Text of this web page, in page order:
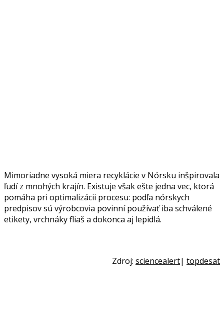
Mimoriadne vysoká miera recyklácie v Nórsku inšpirovala
ľudí z mnohých krajín. Existuje však ešte jedna vec, ktorá
pomáha pri optimalizácii procesu: podľa nórskych
predpisov sú výrobcovia povinní používať iba schválené
etikety, vrchnáky fliaš a dokonca aj lepidlá.
Zdroj: sciencealert| topdesat